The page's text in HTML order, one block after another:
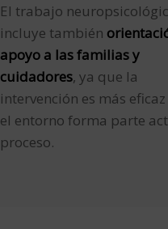
El trabajo
incluye también
apoyo a las familias y
cuidadores, ya que la
intervención es más
el entorno forma parte
proceso.